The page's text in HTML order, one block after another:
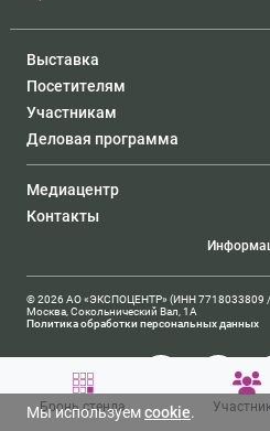
Выставка
Посетителям
Участникам
Деловая программа
Медиацентр
Контакты
© 2026 АО «ЭКСПОЦЕНТР» (ИНН 7718033809
Москва, Сокольнический Вал, 1А
Политика обработки персональных данных
Бронь стенда
Мы используемcookie.